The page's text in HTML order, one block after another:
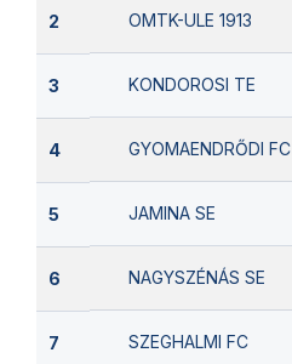
2 OMTK-ULE 1913
3 KONDOROSI TE
4 GYOMAENDRŐDI FC
5 JAMINA SE
6 NAGYSZÉNÁS SE
7 SZEGHALMI FC